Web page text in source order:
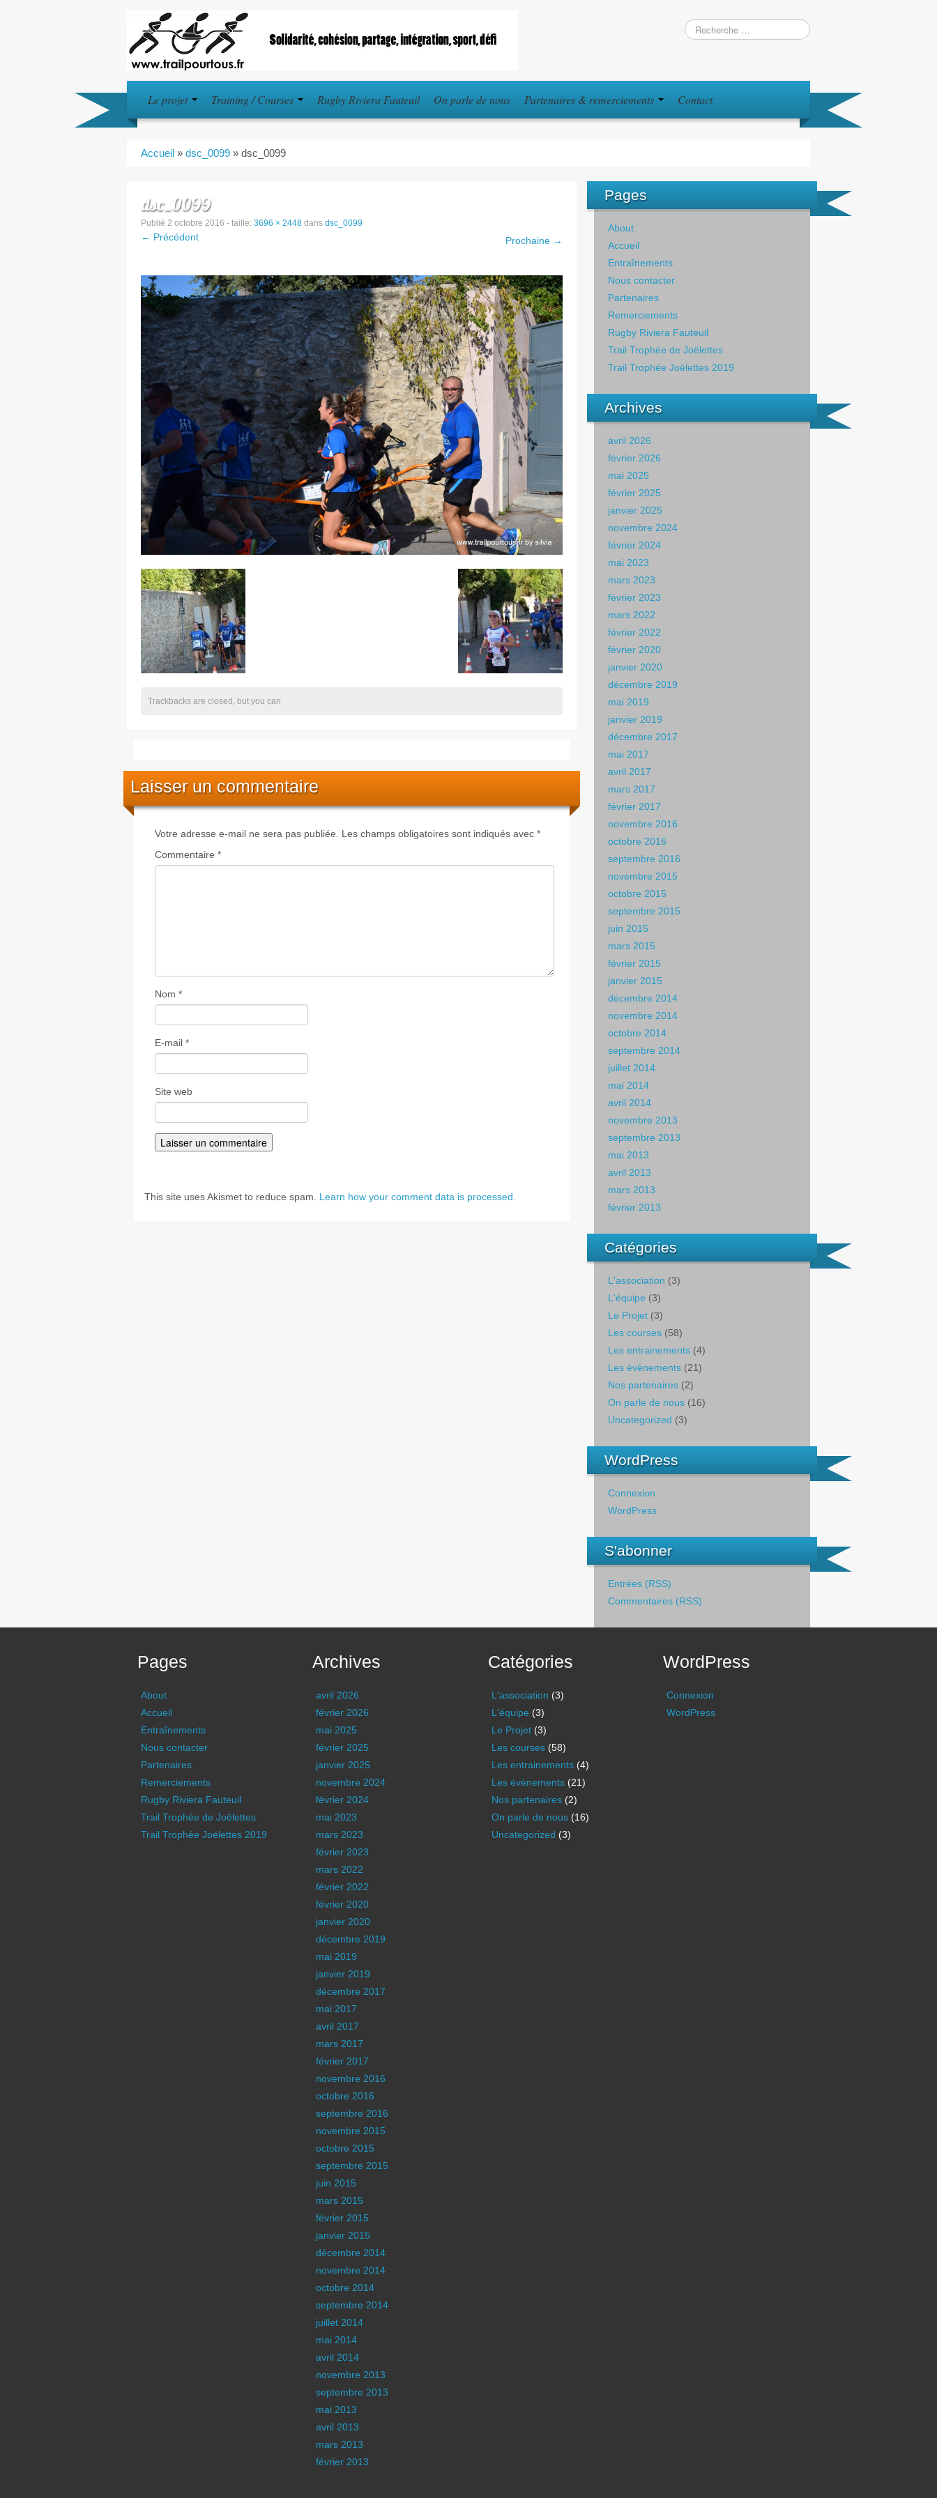
Le projet Training / Courses Rugby Riviera Fauteuil On parle de nous Partenaires & remerciements Contact
Accueil » dsc_0099 » dsc_0099
dsc_0099
Publié 2 octobre 2016 - taille: 3696 × 2448 dans dsc_0099
← Précédent Prochaine →
Trackbacks are closed, but you can
Laisser un commentaire
Votre adresse e-mail ne sera pas publiée. Les champs obligatoires sont indiqués avec *
Commentaire *
Nom *
E-mail *
Site web
This site uses Akismet to reduce spam. Learn how your comment data is processed.
Pages
About
Accueil
Entraînements
Nous contacter
Partenaires
Remerciements
Rugby Riviera Fauteuil
Trail Trophée de Joëlettes
Trail Trophée Joëlettes 2019
Archives
avril 2026
février 2026
mai 2025
février 2025
janvier 2025
novembre 2024
février 2024
mai 2023
mars 2023
février 2023
mars 2022
février 2022
février 2020
janvier 2020
décembre 2019
mai 2019
janvier 2019
décembre 2017
mai 2017
avril 2017
mars 2017
février 2017
novembre 2016
octobre 2016
septembre 2016
novembre 2015
octobre 2015
septembre 2015
juin 2015
mars 2015
février 2015
janvier 2015
décembre 2014
novembre 2014
octobre 2014
septembre 2014
juillet 2014
mai 2014
avril 2014
novembre 2013
septembre 2013
mai 2013
avril 2013
mars 2013
février 2013
Catégories
L'association (3)
L'équipe (3)
Le Projet (3)
Les courses (58)
Les entrainements (4)
Les évènements (21)
Nos partenaires (2)
On parle de nous (16)
Uncategorized (3)
WordPress
Connexion
WordPress
S'abonner
Entrées (RSS)
Commentaires (RSS)
Pages
About
Accueil
Entraînements
Nous contacter
Partenaires
Remerciements
Rugby Riviera Fauteuil
Trail Trophée de Joëlettes
Trail Trophée Joëlettes 2019
Archives
avril 2026
février 2026
mai 2025
février 2025
janvier 2025
novembre 2024
février 2024
mai 2023
mars 2023
février 2023
mars 2022
février 2022
février 2020
janvier 2020
décembre 2019
mai 2019
janvier 2019
décembre 2017
mai 2017
avril 2017
mars 2017
février 2017
novembre 2016
octobre 2016
septembre 2016
novembre 2015
octobre 2015
septembre 2015
juin 2015
mars 2015
février 2015
janvier 2015
décembre 2014
novembre 2014
octobre 2014
septembre 2014
juillet 2014
mai 2014
avril 2014
novembre 2013
septembre 2013
mai 2013
avril 2013
mars 2013
février 2013
Catégories
L'association (3)
L'équipe (3)
Le Projet(3)
Les courses(58)
Les entrainements(4)
Les évènements(21)
Nos partenaires(2)
On parle de nous(16)
Uncategorized (3)
WordPress
Connexion
WordPress